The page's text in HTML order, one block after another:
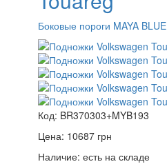
Боковые пороги MAYA BLUE
Код: BR370303+MYB193
Цена: 10687 грн
Наличие: есть на складе